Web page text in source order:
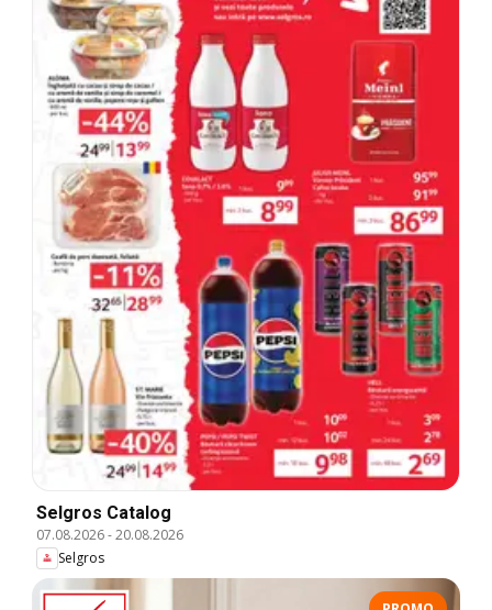
Selgros Catalog
07.08.2026-20.08.2026
Selgros